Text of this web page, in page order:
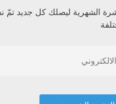
الشهرية ليصلك كل جديد تمّ